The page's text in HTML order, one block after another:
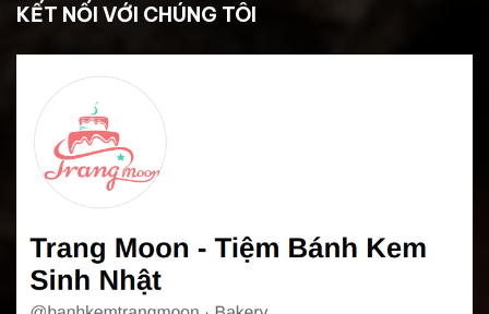
KẾT NỐI VỚI CHÚNG TÔI